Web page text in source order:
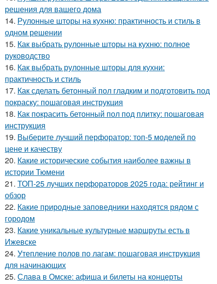
решения для вашего дома
14. Рулонные шторы на кухню: практичность и стиль в
одном решении
15. Как выбрать рулонные шторы на кухню: полное
руководство
16. Как выбрать рулонные шторы для кухни:
практичность и стиль
17. Как сделать бетонный пол гладким и подготовить под
покраску: пошаговая инструкция
18. Как покрасить бетонный пол под плитку: пошаговая
инструкция
19. Выберите лучший перфоратор: топ-5 моделей по
цене и качеству
20. Какие исторические события наиболее важны в
истории Тюмени
21. ТОП-25 лучших перфораторов 2025 года: рейтинг и
обзор
22. Какие природные заповедники находятся рядом с
городом
23. Какие уникальные культурные маршруты есть в
Ижевске
24. Утепление полов по лагам: пошаговая инструкция
для начинающих
25. Слава в Омске: афиша и билеты на концерты